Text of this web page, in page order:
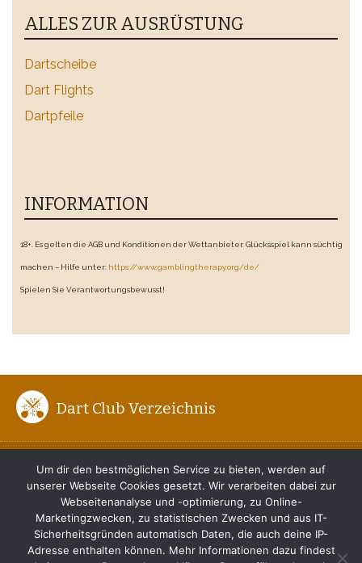
ALLES ZUR AUSRÜSTUNG
Dartscheibe
Dart Flights
Dartpfeile
INFORMATION
18+. Es gelten die AGB und Konditionen der Wettanbieter. Glücksspiel kann süchtig
machen – Hilfe unter: https://www.gamblingtherapy.org/de/
Spielen Sie Verantwortungsbewusst!
Dart Club Verzeichnis
DER RICHTIGE DARTWURF
TIPPS FÜR ANFÄNGER
Um dir den bestmöglichen Service zu bieten, werden auf
unserer Webseite Cookies gesetzt. Wir verarbeiten dabei zur
Webseitenanalyse und -optimierung, zu Online-
Marketingzwecken, zu statistischen Zwecken und aus IT-
Sicherheitsgründen automatisch Daten, die auch deine IP-
Adresse enthalten können. Mehr Informationen dazu findest